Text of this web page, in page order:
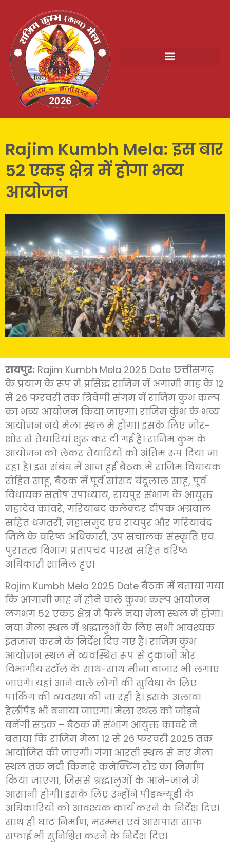
Rajim Kumbh Mela: इस बार
52 एकड़ क्षेत्र में होगा भव्य
आयोजन
रायपुर: Rajim Kumbh Mela 2025 Date छत्तीसगढ़
के प्रयाग के रूप में प्रसिद्ध राजिम में अगामी माह के 12
से 26 फरवरी तक त्रिवेणी संगम में राजिम कुंभ कल्प
का भव्य आयोजन किया जाएगा। राजिम कुंभ के भव्य
आयोजन नये मेला स्थल में होगा। इसके लिए जोर-
शोर से तैयारियां शुरू कर दी गई है। राजिम कुंभ के
आयोजन को लेकर तैयारियों को अंतिम रूप दिया जा
रहा है। इस संबंध में आज हुई बैठक में राजिम विधायक
रोहित साहू, बैठक में पूर्व सांसद चंदूलाल साहू, पूर्व
विधायक संतोष उपाध्याय, रायपुर संभाग के आयुक्त
महादेव कावरे, गरियाबंद कलेक्टर दीपक अग्रवाल
सहित धमतरीं, महासमुंद एवं रायपुर और गरियाबंद
जिले के वरिष्ठ अधिकारी, उप संचालक संस्कृति एवं
पुरातत्व विभाग प्रतापचंद पारख सहित वरिष्ठ
अधिकारी शामिल हुए।
Rajim Kumbh Mela 2025 Date बैठक में बताया गया
कि आगामी माह में होने वाले कुम्भ कल्प आयोजन
लगभग 52 एकड़ क्षेत्र में फैले नया मेला स्थल में होगा।
नया मेला स्थल में श्रद्धालुओं के लिए सभी आवश्यक
इंतजाम करने के निर्देश दिए गए हैं। राजिम कुंभ
आयोजन स्थल में व्यवस्थित रूप से दुकानों और
विभागीय स्टॉल के साथ-साथ मीना बाजार भी लगाए
जाएंगे। यहां आने वाले लोगों की सुविधा के लिए
पार्किंग की व्यवस्था की जा रही है। इसके अलावा
हेलीपैड भी बनाया जाएगा। मेला स्थल को जोड़ने
बनेंगी सड़क – बैठक में संभाग आयुक्त कावरे ने
बताया कि राजिम मेला 12 से 26 फरवरी 2025 तक
आयोजित की जाएगी। गंगा आरती स्थल से नए मेला
स्थल तक नदी किनारे कनेक्टिंग रोड का निर्माण
किया जाएगा, जिससे श्रद्धालुओं के आने-जाने में
आसानी होगी। इसके लिए उन्होंने पीडब्ल्यूडी के
अधिकारियों को आवश्यक कार्य करने के निर्देश दिए।
साथ ही घाट निर्माण, मरम्मत एवं आसपास साफ
सफाई भी सुनिश्चित करने के निर्देश दिए।